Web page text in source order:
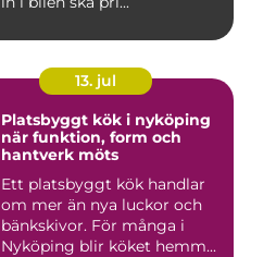
13. jul
Platsbyggt kök i nyköping
när funktion, form och
hantverk möts
Ett platsbyggt kök handlar
om mer än nya luckor och
bänkskivor. För många i
Nyköping blir köket hemm...